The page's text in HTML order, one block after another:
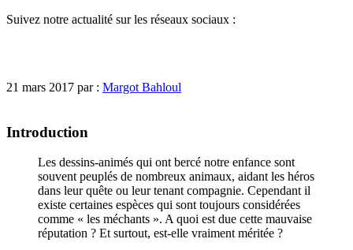
Suivez notre actualité sur les réseaux sociaux :
21 mars 2017 par : Margot Bahloul
Introduction
Les dessins-animés qui ont bercé notre enfance sont
souvent peuplés de nombreux animaux, aidant les héros
dans leur quête ou leur tenant compagnie. Cependant il
existe certaines espèces qui sont toujours considérées
comme « les méchants ». A quoi est due cette mauvaise
réputation ? Et surtout, est-elle vraiment méritée ?